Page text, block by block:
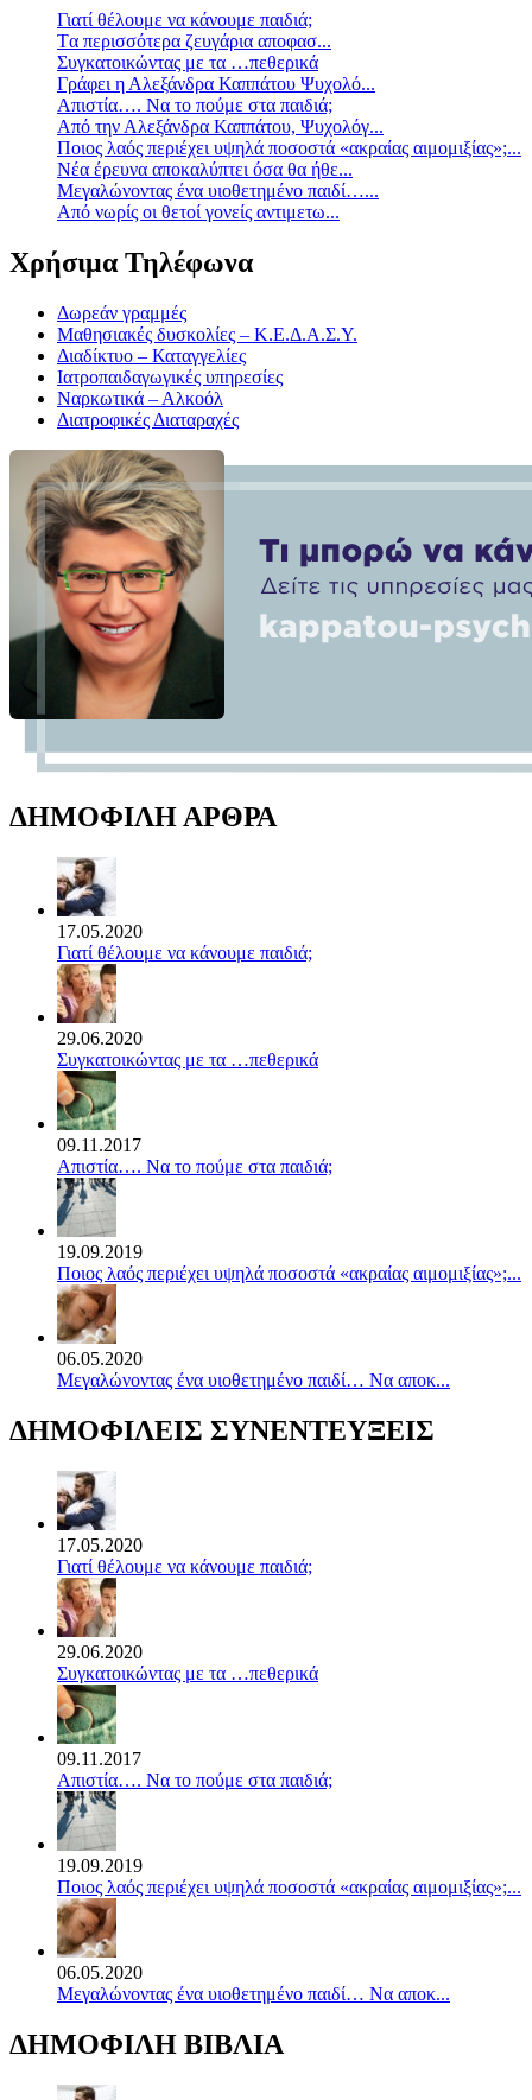
Γιατί θέλουμε να κάνουμε παιδιά;
Tα περισσότερα ζευγάρια αποφασ...
Συγκατοικώντας με τα …πεθερικά
Γράφει η Αλεξάνδρα Καππάτου Ψυχολό...
Απιστία…. Να το πούμε στα παιδιά;
Από την Αλεξάνδρα Καππάτου, Ψυχολόγ...
Ποιος λαός περιέχει υψηλά ποσοστά «ακραίας αιμομιξίας»;...
Νέα έρευνα αποκαλύπτει όσα θα ήθε...
Mεγαλώνοντας ένα υιοθετημένο παιδί…...
Aπό νωρίς οι θετοί γονείς αντιμετω...
Χρήσιμα Τηλέφωνα
Δωρεάν γραμμές
Μαθησιακές δυσκολίες – Κ.Ε.Δ.Α.Σ.Υ.
Διαδίκτυο – Καταγγελίες
Ιατροπαιδαγωγικές υπηρεσίες
Ναρκωτικά – Αλκοόλ
Διατροφικές Διαταραχές
ΔΗΜΟΦΙΛΗ ΑΡΘΡΑ
17.05.2020
Γιατί θέλουμε να κάνουμε παιδιά;
29.06.2020
Συγκατοικώντας με τα …πεθερικά
09.11.2017
Απιστία…. Να το πούμε στα παιδιά;
19.09.2019
Ποιος λαός περιέχει υψηλά ποσοστά «ακραίας αιμομιξίας»;...
06.05.2020
Mεγαλώνοντας ένα υιοθετημένο παιδί… Να αποκ...
ΔΗΜΟΦΙΛΕΙΣ ΣΥΝΕΝΤΕΥΞΕΙΣ
17.05.2020
Γιατί θέλουμε να κάνουμε παιδιά;
29.06.2020
Συγκατοικώντας με τα …πεθερικά
09.11.2017
Απιστία…. Να το πούμε στα παιδιά;
19.09.2019
Ποιος λαός περιέχει υψηλά ποσοστά «ακραίας αιμομιξίας»;...
06.05.2020
Mεγαλώνοντας ένα υιοθετημένο παιδί… Να αποκ...
ΔΗΜΟΦΙΛΗ ΒΙΒΛΙΑ